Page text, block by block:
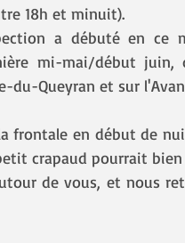
18h et minuit).
a débuté en ce
mi-mai/début juin,
du-Queyran et sur
frontale en début de
crapaud pourrait
de vous, et nous